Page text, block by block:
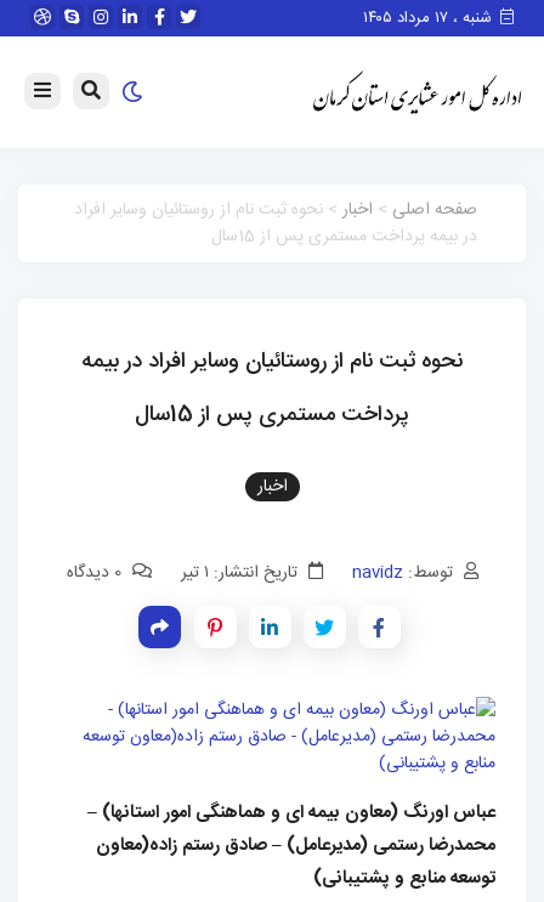
شنبه ، ۱۷ مرداد ۱۴۰۵
صفحه اصلی > اخبار> نحوه ثبت نام از روستائیان وسایر افراد
در بیمه پرداخت مستمری پس از 15سال
نحوه ثبت نام از روستائیان وسایر افراد در بیمه
پرداخت مستمری پس از 15سال
اخبار
توسط:navidz تاریخ انتشار: ۱ تیر 0 دیدگاه
عباس اورنگ (معاون بیمه ای و هماهنگی امور استانها) –
محمدرضا رستمی (مدیرعامل) – صادق رستم زاده(معاون
توسعه منابع و پشتیبانی)